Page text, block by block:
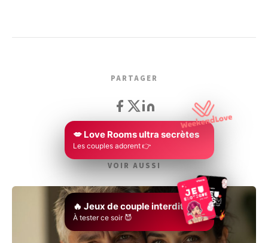
PARTAGER
VOIR AUSSI
💋 Love Rooms ultra secrètes
Les couples adorent 👉
🔥 Jeux de couple interdits
À tester ce soir 😈